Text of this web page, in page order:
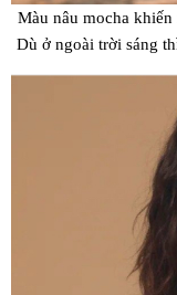
Màu nâu mocha
Dù ở ngoài trời sáng